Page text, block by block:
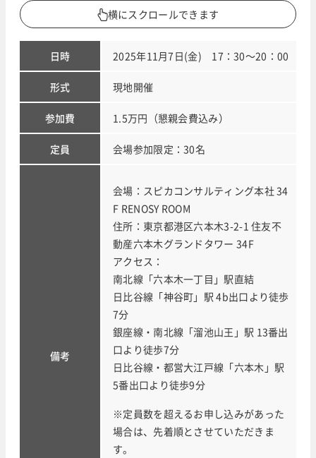
横にスクロールできます
日時 2025年11月7日(金) 17：30～20：00
形式 現地開催
参加費 1.5万円（懇親会費込み）
定員 会場参加限定：30名
備考
会場：スピカコンサルティング本社 34
F RENOSY ROOM
住所：東京都港区六本木3-2-1 住友不
動産六本木グランドタワー 34F
アクセス：
南北線「六本木一丁目」駅直結
日比谷線「神谷町」駅 4b出口より徒歩
7分
銀座線・南北線「溜池山王」駅 13番出
口より徒歩7分
日比谷線・都営大江戸線「六本木」駅
5番出口より徒歩9分
※定員数を超えるお申し込みがあった
場合は、先着順とさせていただきま
す。